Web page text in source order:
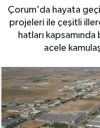
Çorum'da hayata
projeleri ile çeşitli
hatları
acele
Bayat
Boğazkale
Dodurga
İskilip
Kargı
Süper Lig Puan
Tüm Manşetler
Son Dakika
Haber Arşivi